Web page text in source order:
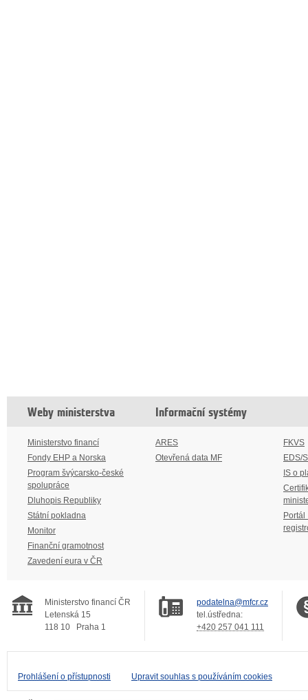
Weby ministerstva
Ministerstvo financí
Fondy EHP a Norska
Program švýcarsko-české
spolupráce
Dluhopis Republiky
Státní pokladna
Monitor
Finanční gramotnost
Zavedení eura v ČR
Informační systémy
ARES
Otevřená data MF
FKVS
EDS/
IS o
Portál
Ministerstvo financí ČR
Letenská 15
118 10
Praha 1
podatelna@mfcr.cz
tel.ústředna:
+420 257 041 111
Prohlášení o přístupnosti Upravit souhlas s používáním cookies